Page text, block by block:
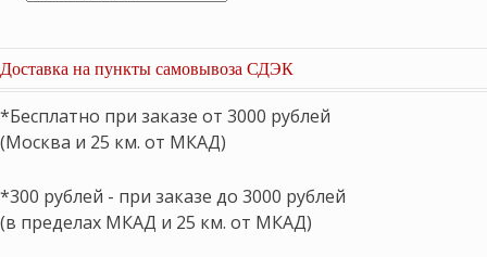
Доставка на пункты самовывоза СДЭК
*Бесплатно при заказе от 3000 рублей
(Москва и 25 км. от МКАД)
*300 рублей - при заказе до 3000 рублей
(в пределах МКАД и 25 км. от МКАД)